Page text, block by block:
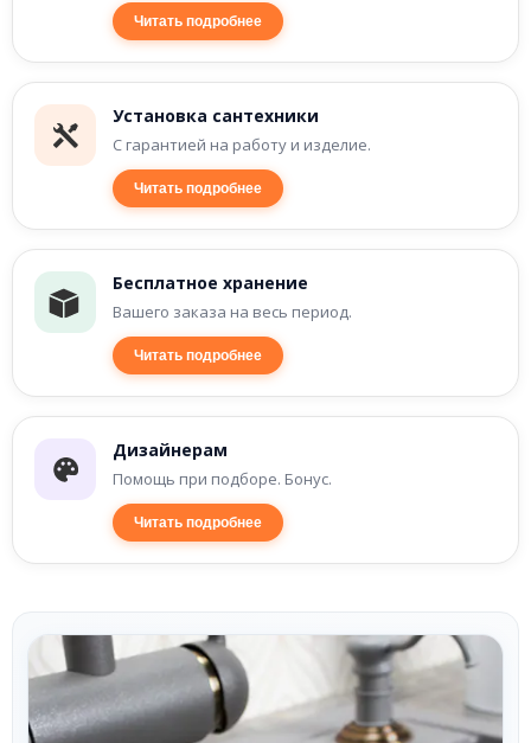
Читать подробнее
Установка сантехники
С гарантией на работу и изделие.
Читать подробнее
Бесплатное хранение
Вашего заказа на весь период.
Читать подробнее
Дизайнерам
Помощь при подборе. Бонус.
Читать подробнее